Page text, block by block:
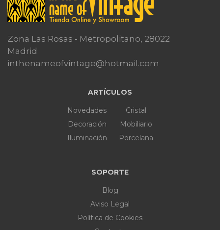
Zona Las Rosas - Metropolitano, 28022
Madrid
inthenameofvintage@hotmail.com
ARTÍCULOS
Novedades
Decoración
Iluminación
Cristal
Mobiliario
Porcelana
SOPORTE
Blog
Aviso Legal
Política de Cookies